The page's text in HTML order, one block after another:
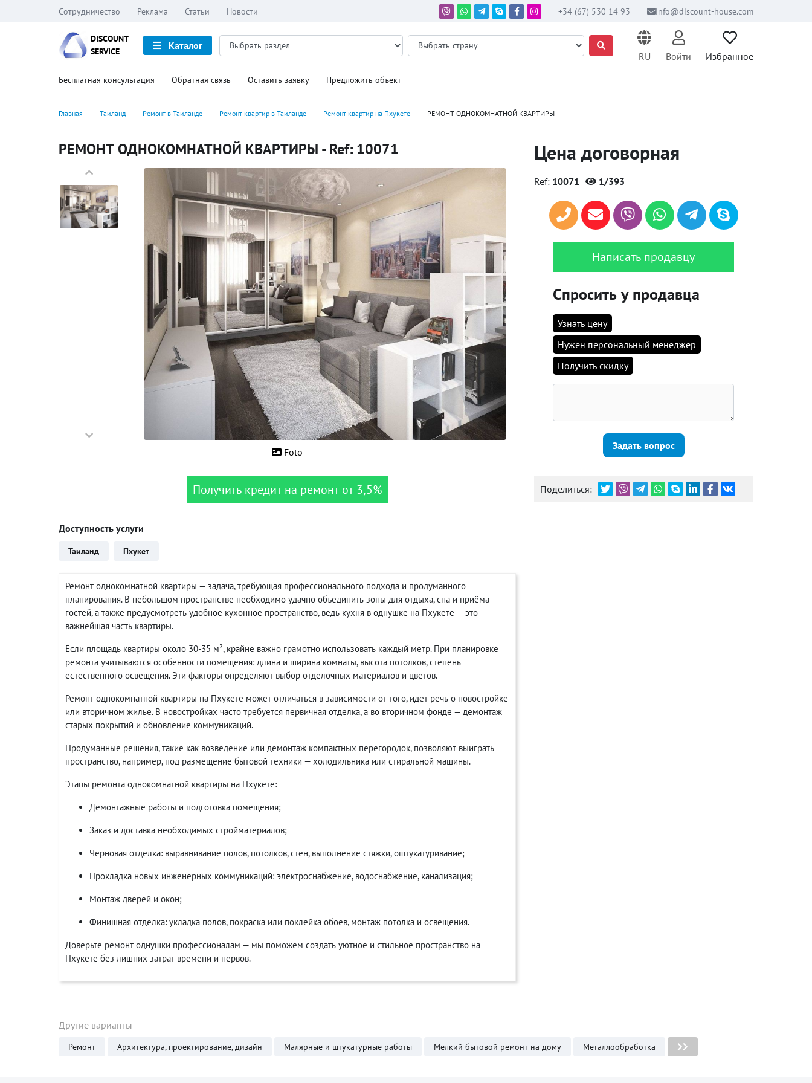
Сотрудничество Реклама Статьи Новости +34 (67) 530 14 93 info@discount-house.com
DISCOUNT
SERVICE
Каталог
RU
Войти Избранное
Бесплатная консультация Обратная связь Оставить заявку Предложить объект
Главная Таиланд Ремонт в Таиланде Ремонт квартир в Таиланде Ремонт квартир на Пхукете РЕМОНТ ОДНОКОМНАТНОЙ КВАРТИРЫ
РЕМОНТ ОДНОКОМНАТНОЙ КВАРТИРЫ - Ref: 10071
Foto
Получить кредит на ремонт от 3,5%
Доступность услуги
Таиланд Пхукет
Ремонт однокомнатной квартиры — задача, требующая профессионального подхода и продуманного
планирования. В небольшом пространстве необходимо удачно объединить зоны для отдыха, сна и приёма
гостей, а также предусмотреть удобное кухонное пространство, ведь кухня в однушке на Пхукете — это
важнейшая часть квартиры.
Если площадь квартиры около 30-35 м², крайне важно грамотно использовать каждый метр. При планировке
ремонта учитываются особенности помещения: длина и ширина комнаты, высота потолков, степень
естественного освещения. Эти факторы определяют выбор отделочных материалов и цветов.
Ремонт однокомнатной квартиры на Пхукете может отличаться в зависимости от того, идёт речь о новостройке
или вторичном жилье. В новостройках часто требуется первичная отделка, а во вторичном фонде — демонтаж
старых покрытий и обновление коммуникаций.
Продуманные решения, такие как возведение или демонтаж компактных перегородок, позволяют выиграть
пространство, например, под размещение бытовой техники — холодильника или стиральной машины.
Этапы ремонта однокомнатной квартиры на Пхукете:
Демонтажные работы и подготовка помещения;
Заказ и доставка необходимых стройматериалов;
Черновая отделка: выравнивание полов, потолков, стен, выполнение стяжки, оштукатуривание;
Прокладка новых инженерных коммуникаций: электроснабжение, водоснабжение, канализация;
Монтаж дверей и окон;
Финишная отделка: укладка полов, покраска или поклейка обоев, монтаж потолка и освещения.
Доверьте ремонт однушки профессионалам — мы поможем создать уютное и стильное пространство на
Пхукете без лишних затрат времени и нервов.
Цена договорная
Ref: 10071 1/393
Написать продавцу
Спросить у продавца
Узнать цену
Нужен персональный менеджер
Получить скидку
Задать вопрос
Поделиться:
Другие варианты
Ремонт Архитектура, проектирование, дизайн Малярные и штукатурные работы Мелкий бытовой ремонт на дому Металлообработка